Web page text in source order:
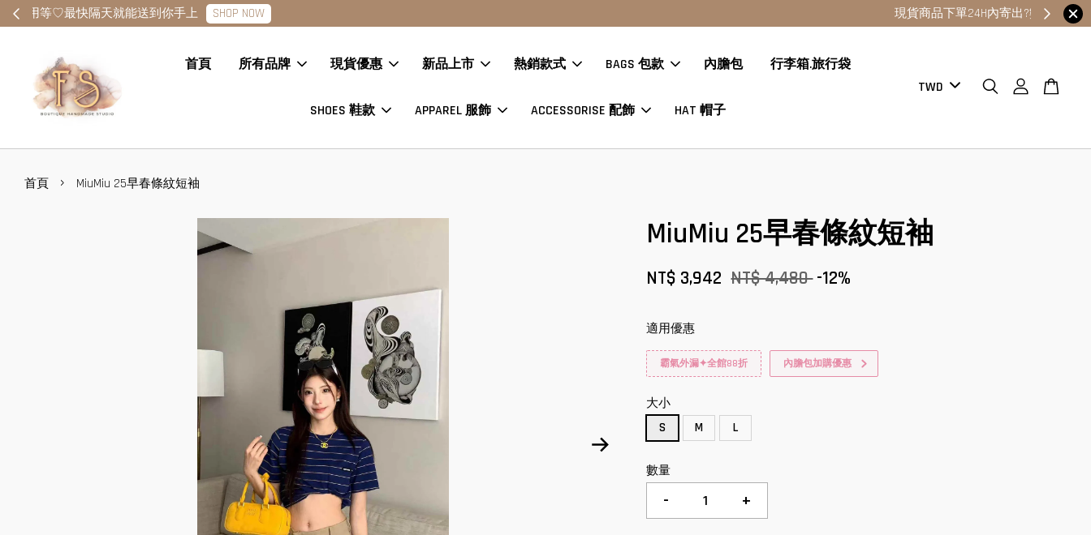
首頁 所有品牌 現貨優惠 新品上市 熱銷款式 BAGS 包款 內膽包 行李箱.旅行袋
SHOES 鞋款 APPAREL 服飾 ACCESSORISE 配飾 HAT 帽子
首頁 › MiuMiu 25早春條紋短袖
MiuMiu 25早春條紋短袖
NT$ 3,942 NT$ 4,480-12%
適用優惠
霸氣外漏✦全館88折 內膽包加購優惠
大小
S
M L
數量
- +